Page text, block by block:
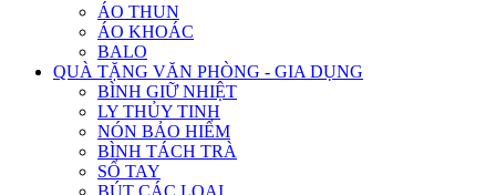
ÁO THUN
ÁO KHOÁC
BALO
QUÀ TẶNG VĂN PHÒNG - GIA DỤNG
BÌNH GIỮ NHIỆT
LY THỦY TINH
NÓN BẢO HIỂM
BÌNH TÁCH TRÀ
SỔ TAY
BÚT CÁC LOẠI